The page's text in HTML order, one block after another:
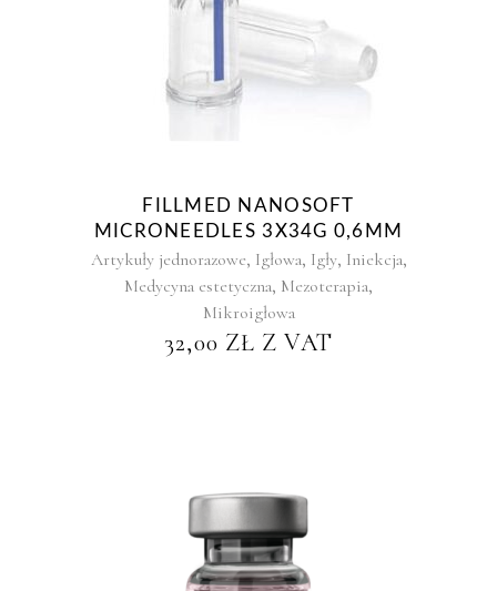
FILLMED NANOSOFT
MICRONEEDLES 3X34G 0,6MM
Artykuły jednorazowe, Igłowa, Igły, Iniekcja,
Medycyna estetyczna, Mezoterapia,
Mikroigłowa
32,00 ZŁ Z VAT